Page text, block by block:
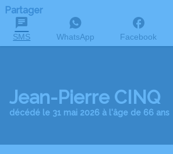
Partager
SMS WhatsApp Facebook
Jean-Pierre CINQ
décédé le 31 mai 2026 à l'âge de 66 ans